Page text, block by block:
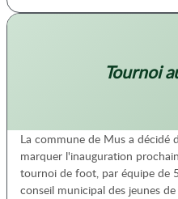
Tournoi
La commune de Mus a décidé
marquer l'inauguration
tournoi de foot, par équipe de
conseil municipal des jeunes